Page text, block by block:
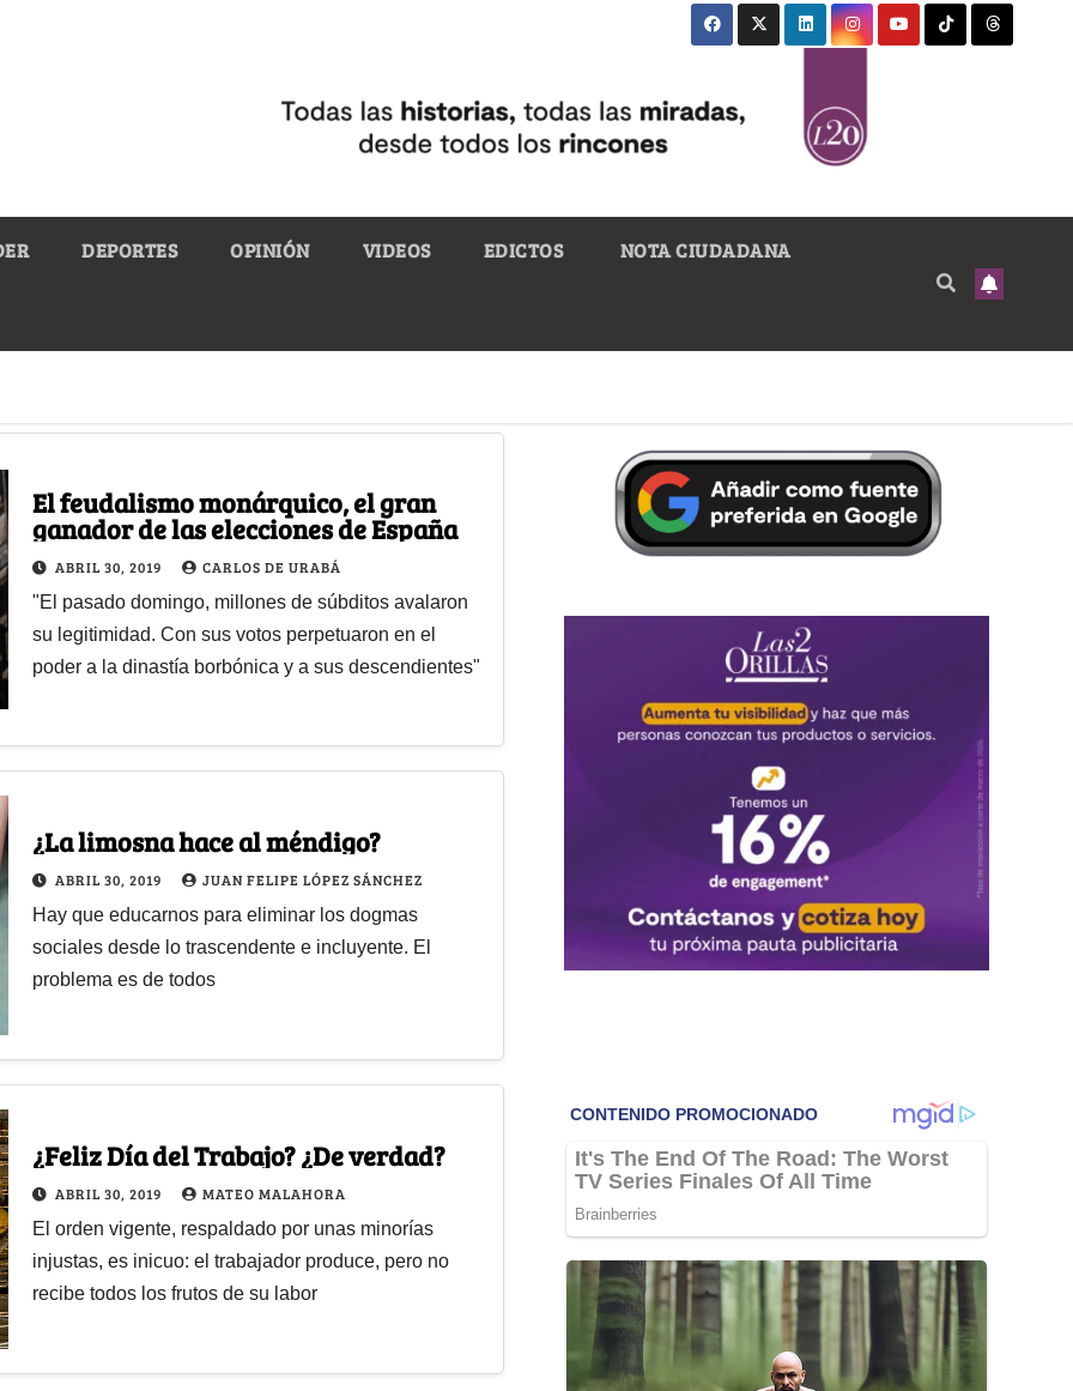
DEPORTES OPINIÓN VIDEOS EDICTOS NOTA CIUDADANA
El feudalismo monárquico, el gran
ganador de las elecciones de España
ABRIL 30, 2019 CARLOS DE URABÁ
"El pasado domingo, millones de súbditos avalaron
su legitimidad. Con sus votos perpetuaron en el
poder a la dinastía borbónica y a sus descendientes"
¿La limosna hace al méndigo?
ABRIL 30, 2019 JUAN FELIPE LÓPEZ SÁNCHEZ
Hay que educarnos para eliminar los dogmas
sociales desde lo trascendente e incluyente. El
problema es de todos
¿Feliz Día del Trabajo? ¿De verdad?
ABRIL 30, 2019 MATEO MALAHORA
El orden vigente, respaldado por unas minorías
injustas, es inicuo: el trabajador produce, pero no
recibe todos los frutos de su labor